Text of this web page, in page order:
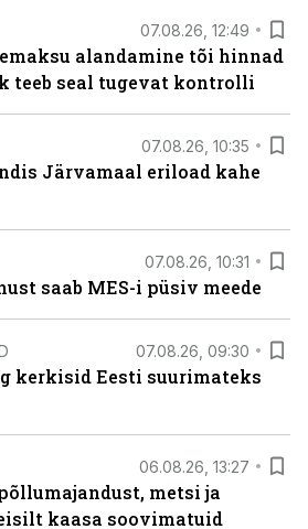
07.08.26, 12:49
alandamine tõi hinnad
teeb seal tugevat kontrolli
07.08.26, 10:35
Järvamaal eriload kahe
07.08.26, 10:31
saab MES-i püsiv meede
07.08.26, 09:30
kerkisid Eesti suurimateks
06.08.26, 13:27
metsi ja
kaasa soovimatuid